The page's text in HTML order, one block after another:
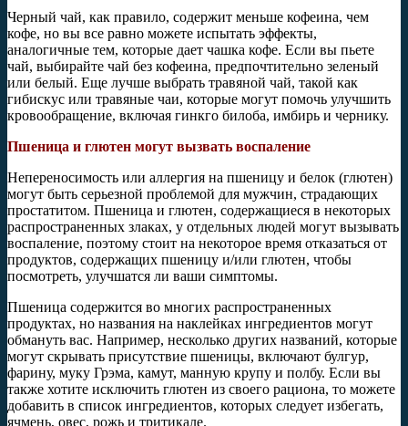
Черный чай, как правило, содержит меньше кофеина, чем
кофе, но вы все равно можете испытать эффекты,
аналогичные тем, которые дает чашка кофе. Если вы пьете
чай, выбирайте чай без кофеина, предпочтительно зеленый
или белый. Еще лучше выбрать травяной чай, такой как
гибискус или травяные чаи, которые могут помочь улучшить
кровообращение, включая гинкго билоба, имбирь и чернику.
Пшеница и глютен могут вызвать воспаление
Непереносимость или аллергия на пшеницу и белок (глютен)
могут быть серьезной проблемой для мужчин, страдающих
простатитом. Пшеница и глютен, содержащиеся в некоторых
распространенных злаках, у отдельных людей могут вызывать
воспаление, поэтому стоит на некоторое время отказаться от
продуктов, содержащих пшеницу и/или глютен, чтобы
посмотреть, улучшатся ли ваши симптомы.
Пшеница содержится во многих распространенных
продуктах, но названия на наклейках ингредиентов могут
обмануть вас. Например, несколько других названий, которые
могут скрывать присутствие пшеницы, включают булгур,
фарину, муку Грэма, камут, манную крупу и полбу. Если вы
также хотите исключить глютен из своего рациона, то можете
добавить в список ингредиентов, которых следует избегать,
ячмень, овес, рожь и тритикале.